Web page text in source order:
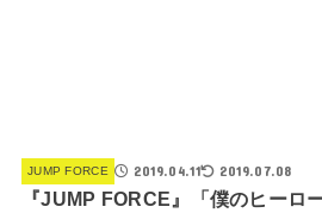
JUMP FORCE 2019.04.11 2019.07.08
『JUMP FORCE』「僕のヒーロ